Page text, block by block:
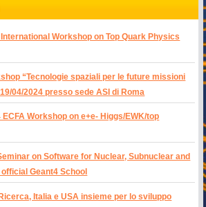
Workshop on Top Quark Physics
“Tecnologie spaziali per le future missioni
04/2024 presso sede ASI di Roma
ECFA Workshop on e+e- Higgs/EWK/top
on Software for Nuclear, Subnuclear and
Geant4 School
Italia e USA insieme per lo sviluppo